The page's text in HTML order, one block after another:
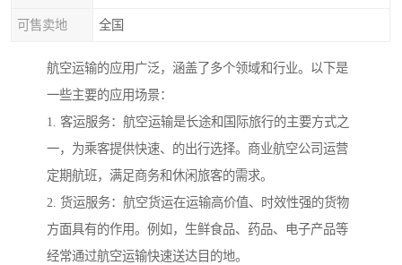
可售卖地 全国
航空运输的应用广泛，涵盖了多个领域和行业。以下是
一些主要的应用场景：
1. 客运服务：航空运输是长途和国际旅行的主要方式之
一，为乘客提供快速、的出行选择。商业航空公司运营
定期航班，满足商务和休闲旅客的需求。
2. 货运服务：航空货运在运输高价值、时效性强的货物
方面具有的作用。例如，生鲜食品、药品、电子产品等
经常通过航空运输快速送达目的地。